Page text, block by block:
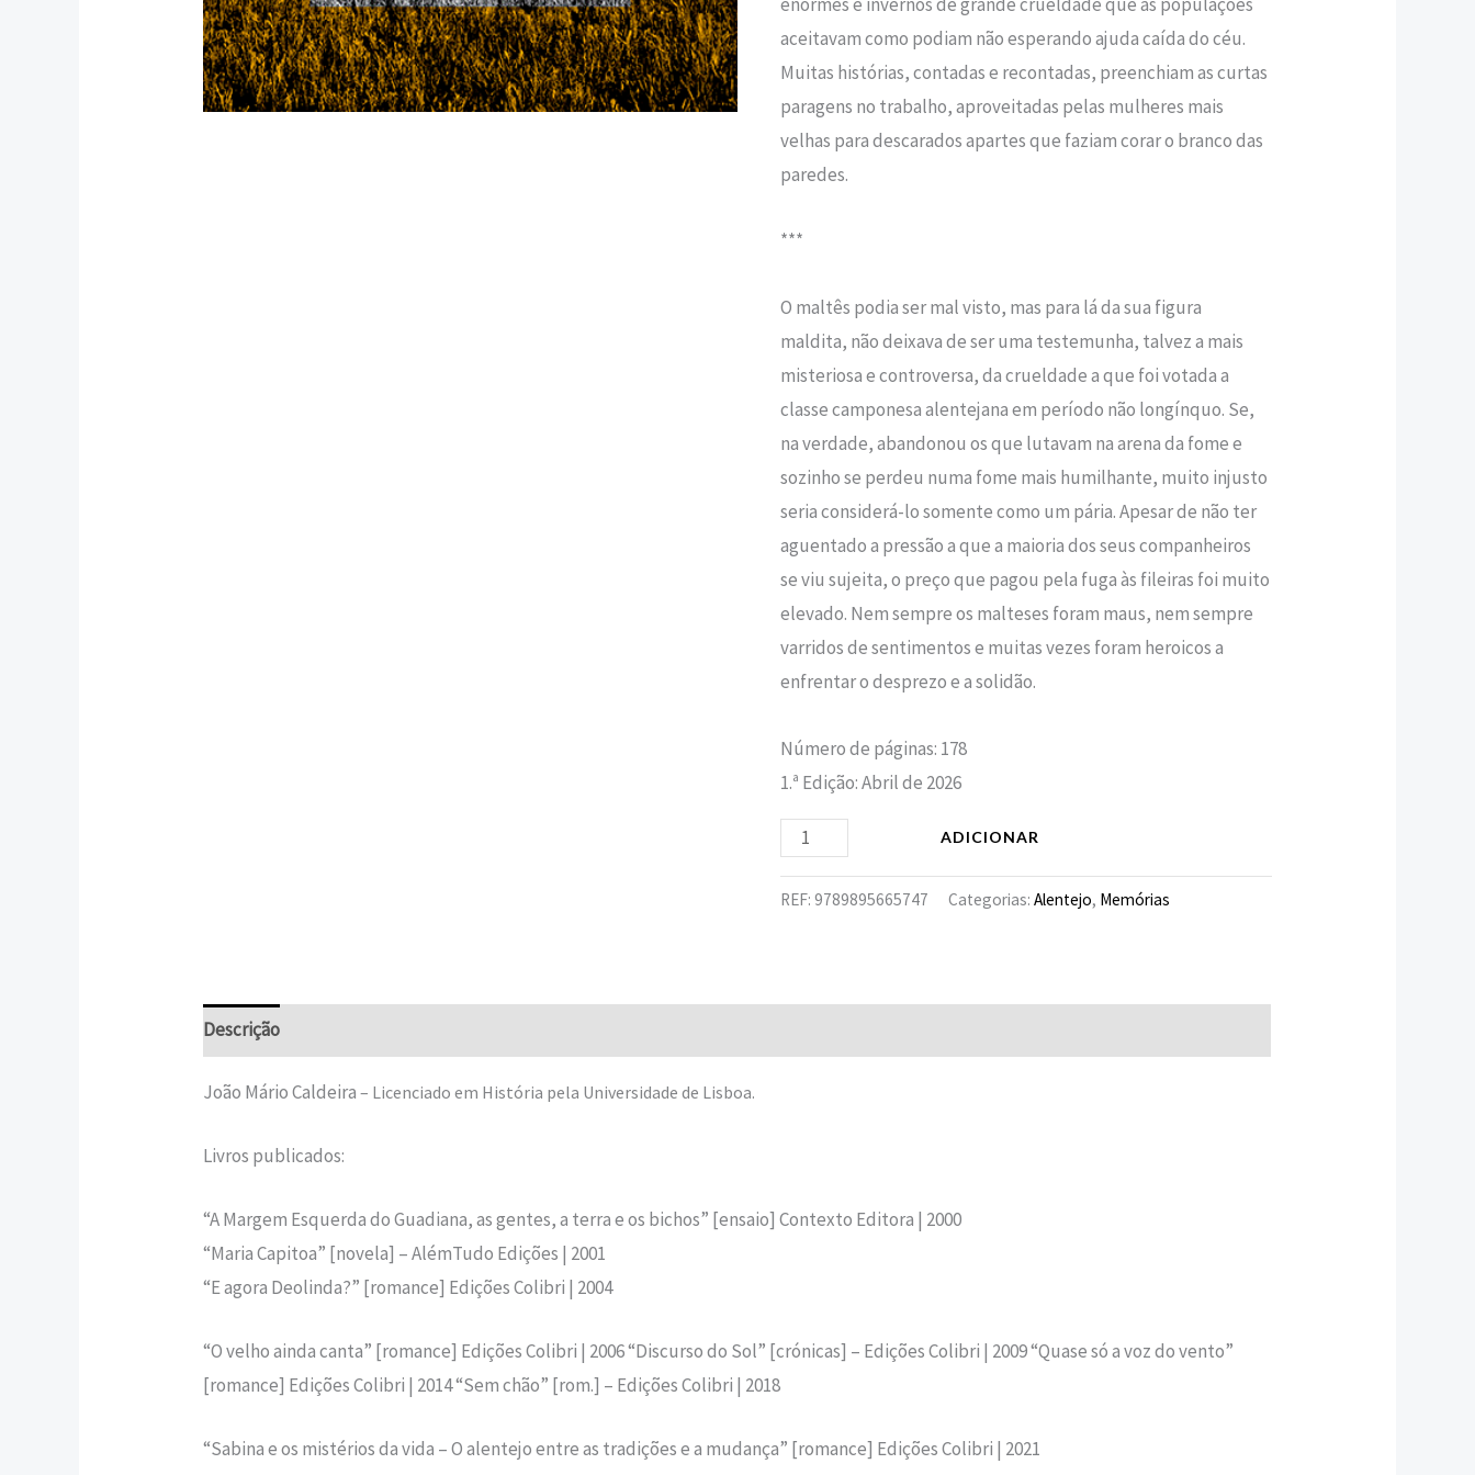
aceitavam como podiam não esperando ajuda caída do céu.
Muitas histórias, contadas e recontadas, preenchiam as curtas
paragens no trabalho, aproveitadas pelas mulheres mais
velhas para descarados apartes que faziam corar o branco das
paredes.
***
O maltês podia ser mal visto, mas para lá da sua figura
maldita, não deixava de ser uma testemunha, talvez a mais
misteriosa e controversa, da crueldade a que foi votada a
classe camponesa alentejana em período não longínquo. Se,
na verdade, abandonou os que lutavam na arena da fome e
sozinho se perdeu numa fome mais humilhante, muito injusto
seria considerá-lo somente como um pária. Apesar de não ter
aguentado a pressão a que a maioria dos seus companheiros
se viu sujeita, o preço que pagou pela fuga às fileiras foi muito
elevado. Nem sempre os malteses foram maus, nem sempre
varridos de sentimentos e muitas vezes foram heroicos a
enfrentar o desprezo e a solidão.
Número de páginas: 178
1.ª Edição: Abril de 2026
ADICIONAR
REF: 9789895665747 Categorias: Alentejo, Memórias
Descrição
João Mário Caldeira – Licenciado em História pela Universidade de Lisboa.
Livros publicados:
“A Margem Esquerda do Guadiana, as gentes, a terra e os bichos” [ensaio] Contexto Editora | 2000
“Maria Capitoa” [novela] – AlémTudo Edições | 2001
“E agora Deolinda?” [romance] Edições Colibri | 2004
“O velho ainda canta” [romance] Edições Colibri | 2006 “Discurso do Sol” [crónicas] – Edições Colibri | 2009 “Quase só a voz do vento”
[romance] Edições Colibri | 2014 “Sem chão” [rom.] – Edições Colibri | 2018
“Sabina e os mistérios da vida – O alentejo entre as tradições e a mudança” [romance] Edições Colibri | 2021